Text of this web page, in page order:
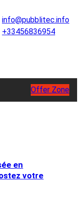
info@pubblitec.info
+33456836954
Offer Zone
en
votre